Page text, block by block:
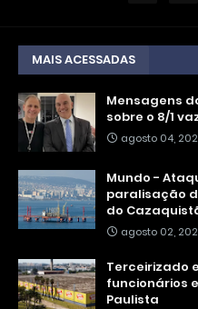
MAIS ACESSADAS
Mensagens
sobre o 8/1
agosto 04,
Mundo -
paralisação
do
agosto 02,
Terceirizado
funcionários
Paulista